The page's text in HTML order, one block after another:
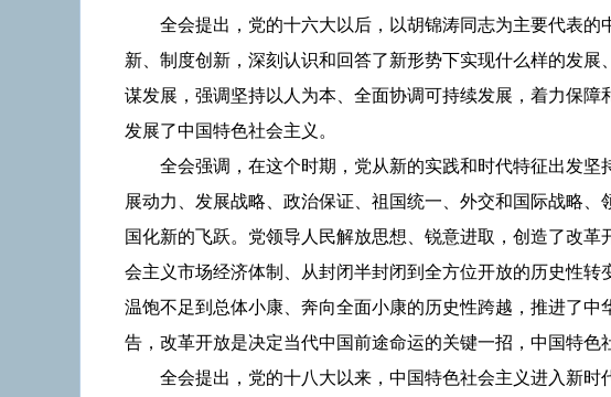
全会提出，党的十六大以后，以胡锦涛同志为主要代表
新、制度创新，深刻认识和回答了新形势下实现什么样的发
谋发展，强调坚持以人为本、全面协调可持续发展，着力保
发展了中国特色社会主义。
全会强调，在这个时期，党从新的实践和时代特征出发
展动力、发展战略、政治保证、祖国统一、外交和国际战略
国化新的飞跃。党领导人民解放思想、锐意进取，创造了改
会主义市场经济体制、从封闭半封闭到全方位开放的历史性
温饱不足到总体小康、奔向全面小康的历史性跨越，推进了
告，改革开放是决定当代中国前途命运的关键一招，中国特
全会提出，党的十八大以来，中国特色社会主义进入新